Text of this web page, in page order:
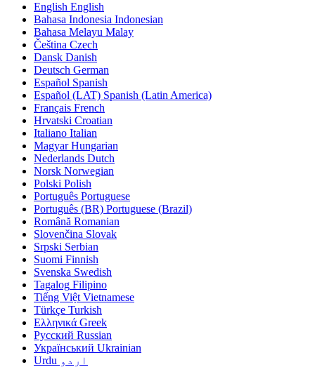
English English
Bahasa Indonesia Indonesian
Bahasa Melayu Malay
Čeština Czech
Dansk Danish
Deutsch German
Español Spanish
Español (LAT) Spanish (Latin America)
Français French
Hrvatski Croatian
Italiano Italian
Magyar Hungarian
Nederlands Dutch
Norsk Norwegian
Polski Polish
Português Portuguese
Português (BR) Portuguese (Brazil)
Română Romanian
Slovenčina Slovak
Srpski Serbian
Suomi Finnish
Svenska Swedish
Tagalog Filipino
Tiếng Việt Vietnamese
Türkçe Turkish
Ελληνικά Greek
Русский Russian
Український Ukrainian
اردو Urdu